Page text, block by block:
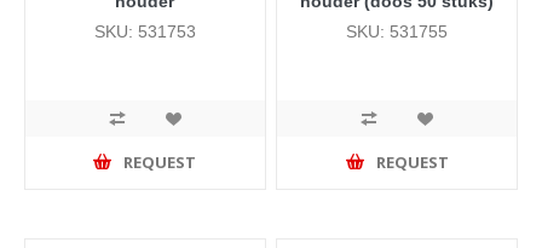
SKU: 531753
REQUEST
SKU: 531755
REQUEST